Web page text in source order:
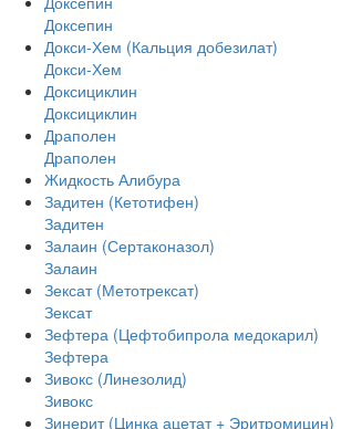
Доксепин
Докси-Хем (Кальция добезилат)
Докси-Хем
Доксициклин
Доксициклин
Драполен
Драполен
Жидкость Алибура
Задитен (Кетотифен)
Задитен
Залаин (Сертаконазол)
Залаин
Зексат (Метотрексат)
Зексат
Зефтера (Цефтобипрола медокарил)
Зефтера
Зивокс (Линезолид)
Зивокс
Зинерит (Цинка ацетат + Эритромицин)